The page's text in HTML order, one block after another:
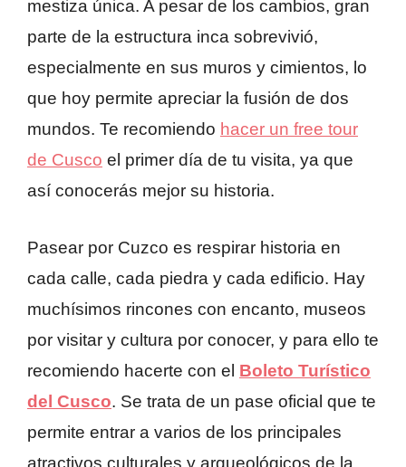
mestiza única. A pesar de los cambios, gran
parte de la estructura inca sobrevivió,
especialmente en sus muros y cimientos, lo
que hoy permite apreciar la fusión de dos
mundos. Te recomiendo hacer un free tour
de Cusco el primer día de tu visita, ya que
así conocerás mejor su historia.
Pasear por Cuzco es respirar historia en
cada calle, cada piedra y cada edificio. Hay
muchísimos rincones con encanto, museos
por visitar y cultura por conocer, y para ello te
recomiendo hacerte con el Boleto Turístico
del Cusco. Se trata de un pase oficial que te
permite entrar a varios de los principales
atractivos culturales y arqueológicos de la